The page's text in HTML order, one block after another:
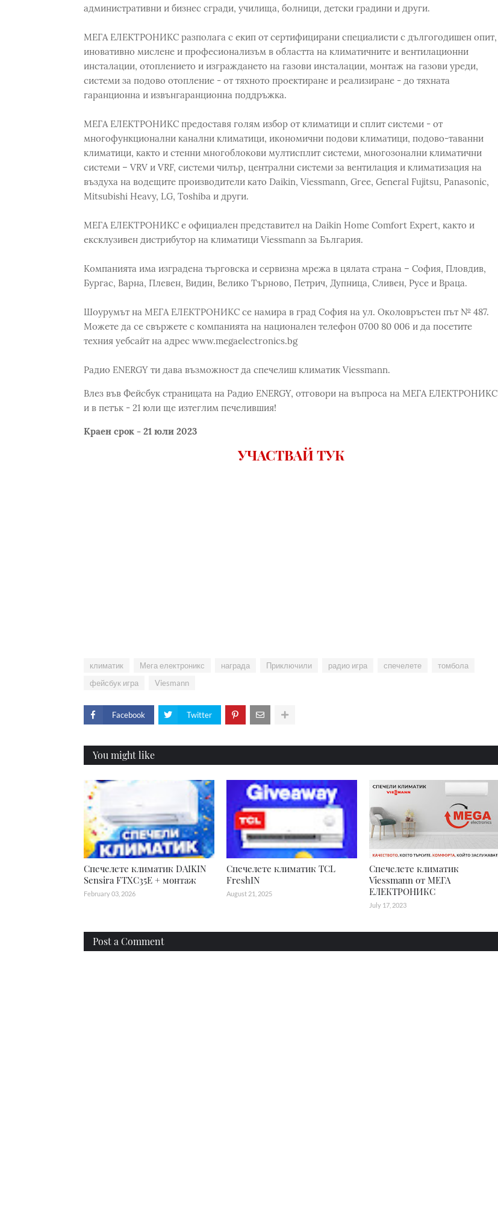
административни и бизнес сгради, училища, болници, детски градини и други.
МЕГА ЕЛЕКТРОНИКС разполага с екип от сертифицирани специалисти с дългогодишен опит,
иновативно мислене и професионализъм в областта на климатичните и вентилационни
инсталации, отоплението и изграждането на газови инсталации, монтаж на газови уреди,
системи за подово отопление - от тяхното проектиране и реализиране - до тяхната
гаранционна и извънгаранционна поддръжка.
МЕГА ЕЛЕКТРОНИКС предоставя голям избор от климатици и сплит системи - от
многофункционални канални климатици, икономични подови климатици, подово-таванни
климатици, както и стенни многоблокови мултисплит системи, многозонални климатични
системи – VRV и VRF, системи чилър, централни системи за вентилация и климатизация на
въздуха на водещите производители като Daikin, Viessmann, Gree, General Fujitsu, Panasonic,
Mitsubishi Heavy, LG, Toshiba и други.
МЕГА ЕЛЕКТРОНИКС е официален представител на Daikin Home Comfort Expert, както и
ексклузивен дистрибутор на климатици Viessmann за България.
Компанията има изградена търговска и сервизна мрежа в цялата страна – София, Пловдив,
Бургас, Варна, Плевен, Видин, Велико Търново, Петрич, Дупница, Сливен, Русе и Враца.
Шоурумът на МЕГА ЕЛЕКТРОНИКС се намира в град София на ул. Околовръстен път № 487.
Можете да се свържете с компанията на национален телефон 0700 80 006 и да посетите
техния уебсайт на адрес www.megaelectronics.bg
Радио ENERGY ти дава възможност да спечелиш климатик Viessmann.
Влез във Фейсбук страницата на Радио ENERGY, отговори на въпроса на МЕГА ЕЛЕКТРОНИКС
и в петък - 21 юли ще изтеглим печелившия!
Краен срок - 21 юли 2023
УЧАСТВАЙ ТУК
климатик Мега електроникс награда Приключили радио игра спечелете
томбола
фейсбук игра
Viesmann
Facebook Twitter
You might like
Спечелете климатик DAIKIN
Sensira FTXC35E + монтаж
February 03, 2026
Спечелете климатик TCL
FreshIN
August 21, 2025
Спечелете климатик
Viessmann от МЕГА
ЕЛЕКТРОНИКС
July 17, 2023
Post a Comment